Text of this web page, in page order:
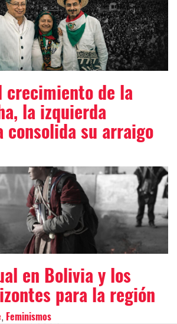
crecimiento de la
la izquierda
consolida su arraigo
en Bolivia y los
para la región
, Feminismos